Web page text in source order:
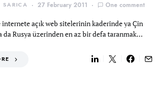
SARICA 27 February 2011 One comment
açık web sitelerinin kaderinde ya Çin
da Rusya üzerinden en az bir defa taranmak…